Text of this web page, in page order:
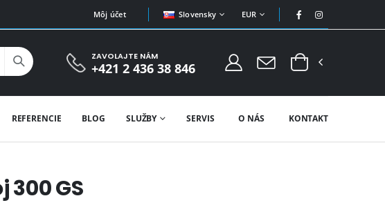
Môj účet Slovensky EUR
ZAVOLAJTE NÁM
+421 2 436 38 846
KONTAKT
O NÁS
SERVIS
SLUŽBY
BLOG
REFERENCIE
300 GS